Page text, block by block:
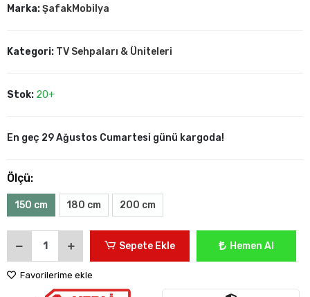
Marka:ŞafakMobilya
Kategori: TV Sehpaları & Üniteleri
Stok: 20+
En geç 29 Ağustos Cumartesi günü kargoda!
Ölçü:
150 cm 180 cm 200 cm
Sepete Ekle Hemen Al
Favorilerime ekle